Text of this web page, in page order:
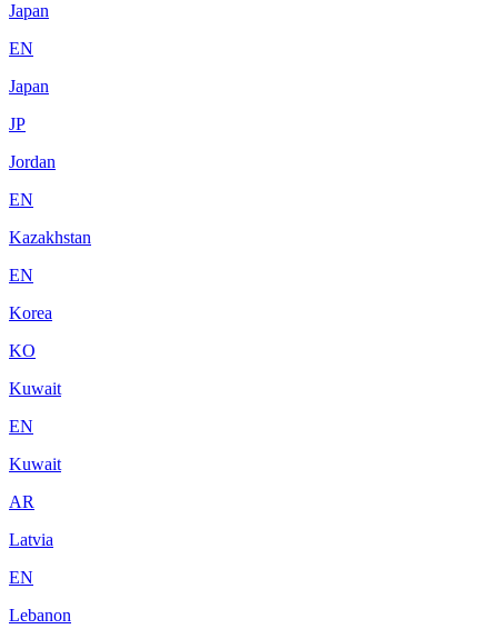
Japan
EN
Japan
JP
Jordan
EN
Kazakhstan
EN
Korea
KO
Kuwait
EN
Kuwait
AR
Latvia
EN
Lebanon